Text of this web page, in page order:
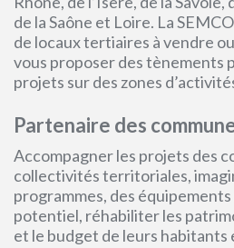
de la Saône et Loire. La
de locaux tertiaires à vendre
vous proposer des tènements
projets sur des zones
Partenaire des
Accompagner les projets des
collectivités territoriales,
programmes, des
potentiel, réhabiliter les
et le budget de leurs habitants